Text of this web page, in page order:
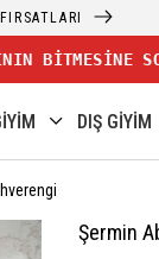
BİTMESİNE
DIŞ GİYİM
Şermin